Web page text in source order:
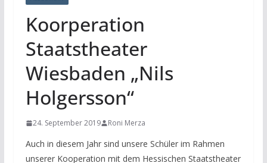
Koorperation
Staatstheater
Wiesbaden „Nils
Holgersson“
24. September 2019 Roni Merza
Auch in diesem Jahr sind unsere Schüler im Rahmen
unserer Kooperation mit dem Hessischen Staatstheater